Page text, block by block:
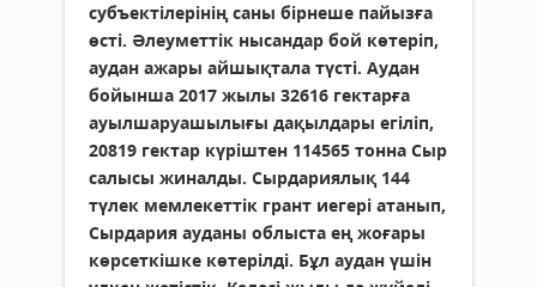
субъектілерінің саны бірнеше пайызға
өсті. Әлеуметтік нысандар бой көтеріп,
аудан ажары айшықтала түсті. Аудан
бойынша 2017 жылы 32616 гектарға
ауылшаруашылығы дақылдары егіліп,
20819 гектар күріштен 114565 тонна Сыр
салысы жиналды. Сырдариялық 144
түлек мемлекеттік грант иегері атанып,
Сырдария ауданы облыста ең жоғары
көрсеткішке көтерілді. Бұл аудан үшін